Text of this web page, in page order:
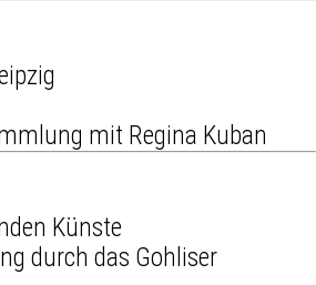
mit Regina Kuban
Künste
durch das Gohliser